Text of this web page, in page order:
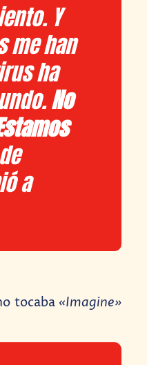
Y
me han
ha
No
a
tocaba«Imagine»